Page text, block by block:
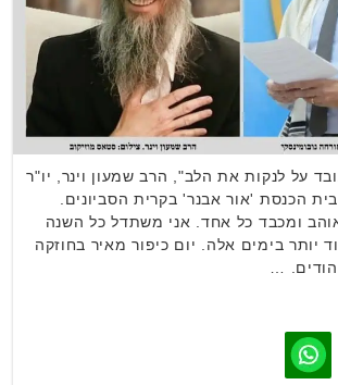
על לנקות את הלב", הרב שמעון וינר, יו"ר
הכנסת 'אור אבנר' בקרית הסביונים.
ומכבד כל אחד. אני משתדל כל השנה
יותר בימים אלה. יום כיפור מאיר בחוזקה
…